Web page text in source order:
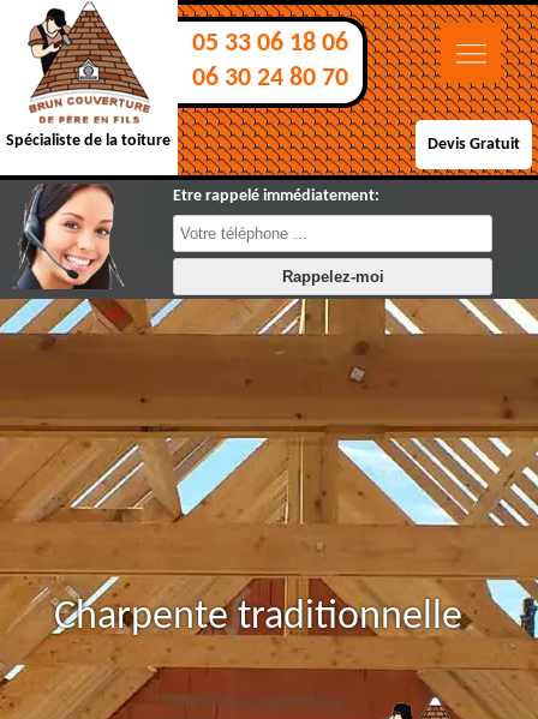
Spécialiste de la toiture
05 33 06 18 06
06 30 24 80 70
Devis Gratuit
Etre rappelé immédiatement:
Charpente traditionnelle